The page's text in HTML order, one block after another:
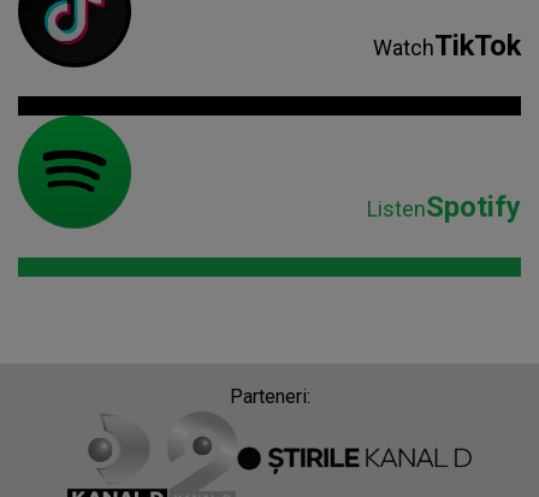
WatchTikTok
ListenSpotify
Parteneri: